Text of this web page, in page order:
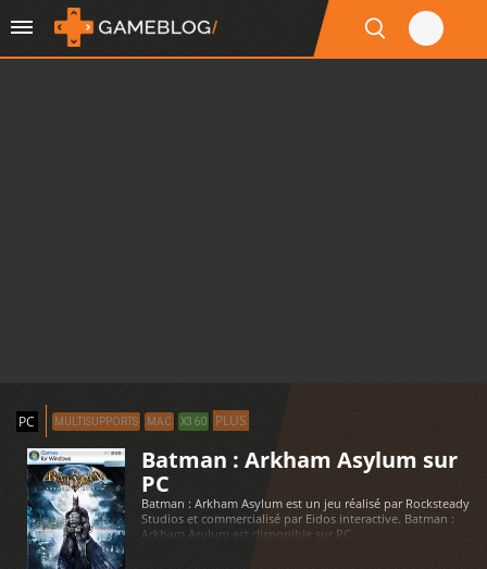
PC MULTISUPPORTS MAC X360 PLUS
Batman : Arkham Asylum sur
PC
Batman : Arkham Asylum est un jeu réalisé par Rocksteady
Studios et commercialisé par Eidos interactive. Batman :
Arkham Asylum est disponible sur PC